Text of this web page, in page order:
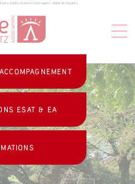
adultes & personnes âgées - Adèle de Glaubitz
ESAT & EA